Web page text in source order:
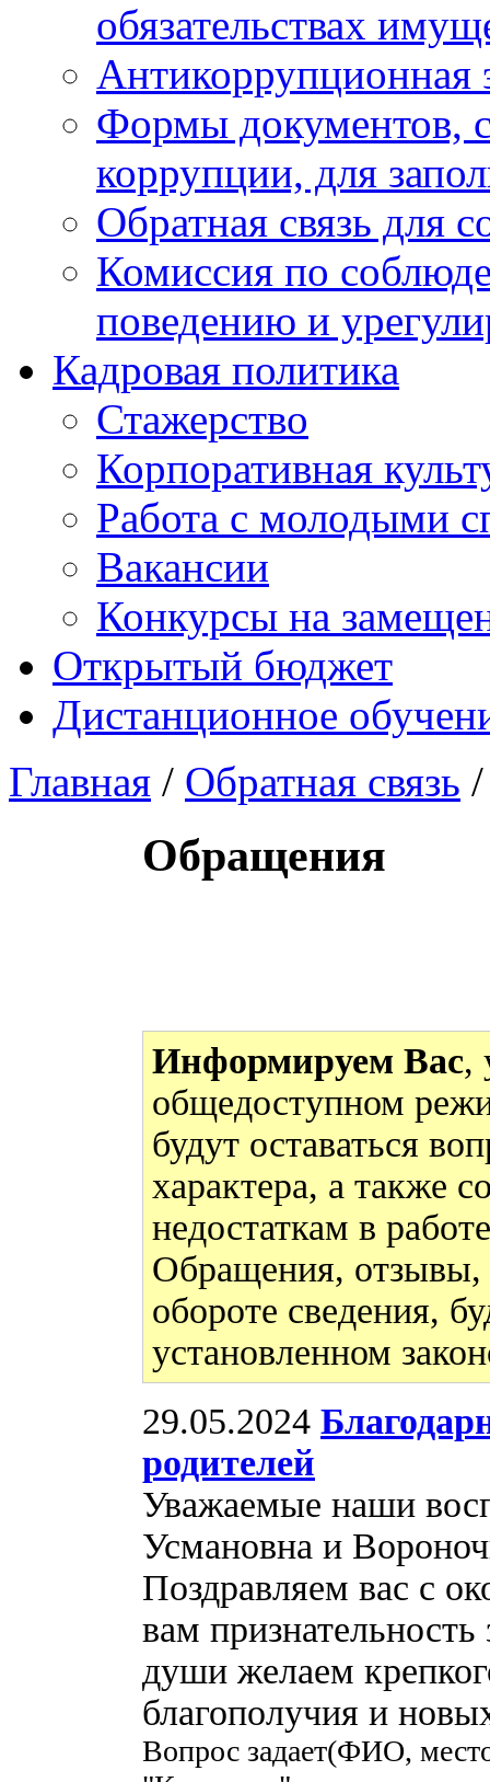
обязательствах
Антикоррупционная
Формы документов,
коррупции, для
Обратная связь для
Комиссия по
поведению и
Кадровая политика
Стажерство
Корпоративная
Работа с молодыми
Вакансии
Конкурсы на
Открытый бюджет
Дистанционное
Главная / Обратная связь
Обращения
Информируем Вас,
общедоступном
будут оставаться
характера, а также
недостаткам в
Обращения, отзывы,
обороте сведения,
установленном
29.05.2024
родителей
Уважаемые наши
Усмановна и
Поздравляем вас с
вам
души желаем
благополучия и
Вопрос задает(ФИО,